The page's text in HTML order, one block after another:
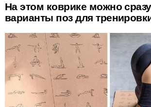
На этом коврике можно
варианты поз для